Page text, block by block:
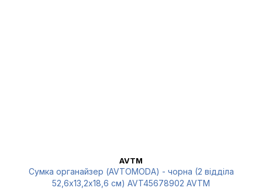
AVTM
Сумка органайзер (AVTOMODA) - чорна (2 відділа
52,6х13,2х18,6 см) AVT45678902 AVTM